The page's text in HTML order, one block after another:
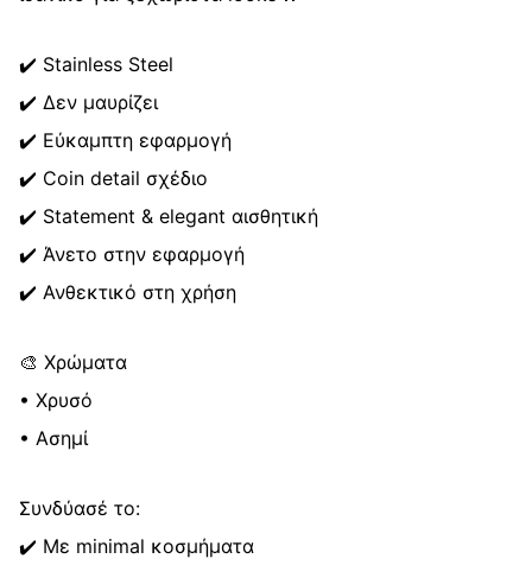
✔️ Stainless Steel
✔️ Δεν μαυρίζει
✔️ Εύκαμπτη εφαρμογή
✔️ Coin detail σχέδιο
✔️ Statement & elegant αισθητική
✔️ Άνετο στην εφαρμογή
✔️ Ανθεκτικό στη χρήση
🎨 Χρώματα
• Χρυσό
• Ασημί
Συνδύασέ το:
✔️ Με minimal κοσμήματα